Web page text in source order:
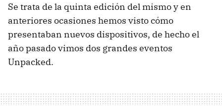
Se trata de la quinta edición del mismo y en
anteriores ocasiones hemos visto cómo
presentaban nuevos dispositivos, de hecho el
año pasado vimos dos grandes eventos
Unpacked.